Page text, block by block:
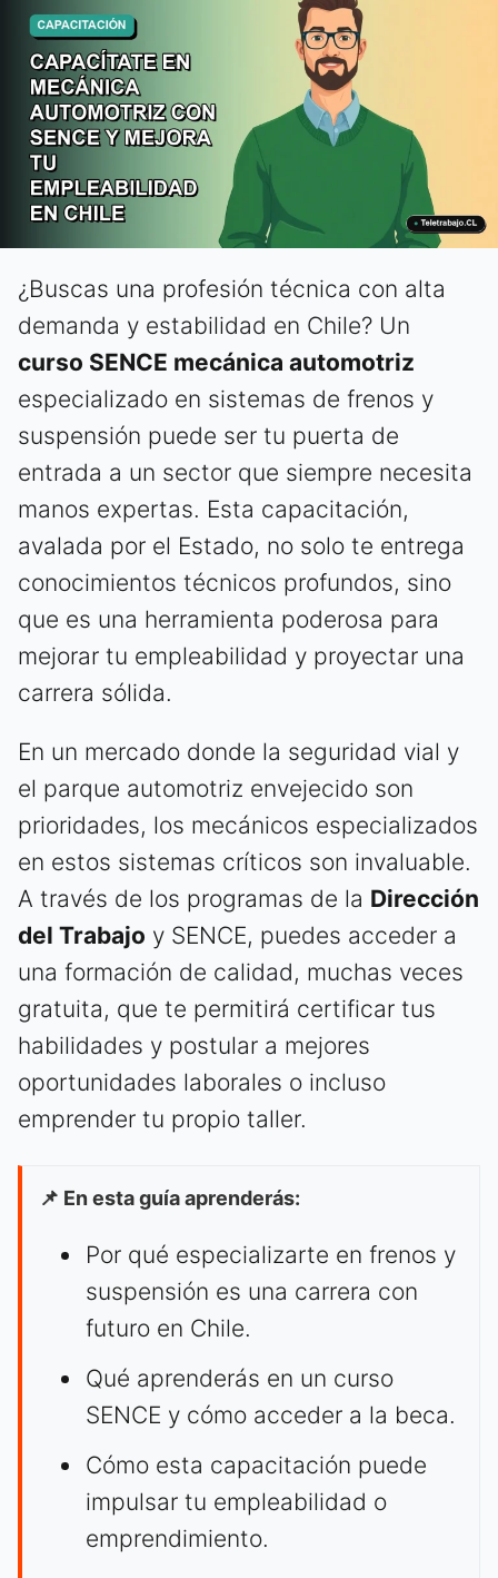
¿Buscas una profesión técnica con alta
demanda y estabilidad en Chile? Un
curso SENCE mecánica automotriz
especializado en sistemas de frenos y
suspensión puede ser tu puerta de
entrada a un sector que siempre necesita
manos expertas. Esta capacitación,
avalada por el Estado, no solo te entrega
conocimientos técnicos profundos, sino
que es una herramienta poderosa para
mejorar tu empleabilidad y proyectar una
carrera sólida.
En un mercado donde la seguridad vial y
el parque automotriz envejecido son
prioridades, los mecánicos especializados
en estos sistemas críticos son invaluable.
A través de los programas de la Dirección
del Trabajo y SENCE, puedes acceder a
una formación de calidad, muchas veces
gratuita, que te permitirá certificar tus
habilidades y postular a mejores
oportunidades laborales o incluso
emprender tu propio taller.
📌 En esta guía aprenderás:
Por qué especializarte en frenos y
suspensión es una carrera con
futuro en Chile.
Qué aprenderás en un curso
SENCE y cómo acceder a la beca.
Cómo esta capacitación puede
impulsar tu empleabilidad o
emprendimiento.